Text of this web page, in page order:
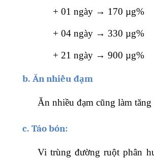
+ 01 ngày → 170 µg%
+ 04 ngày → 330 µg%
+ 21 ngày → 900 µg%
b. Ăn nhiều đạm
Ăn nhiều đạm cũng làm
c. Táo bón:
Vi trùng đường ruột phân